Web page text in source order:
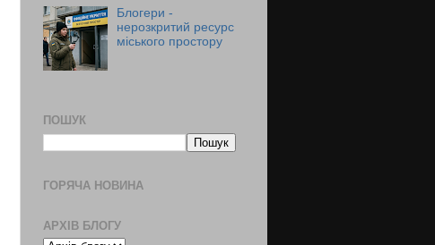
Блогери -
нерозкритий ресурс
міського простору
ПОШУК
ГОРЯЧА НОВИНА
АРХІВ БЛОГУ